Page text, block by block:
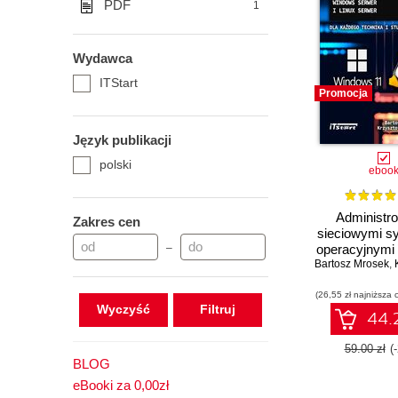
PDF 1
Wydawca
ITStart
Język publikacji
polski
Zakres cen
–
Wyczyść
BLOG
eBooki za 0,00zł
Promocja
ebook
sieciowymi
operacyjnymi
Serwer i
Bartosz Mrosek,
(26,55 zł najniższa
59.00 zł